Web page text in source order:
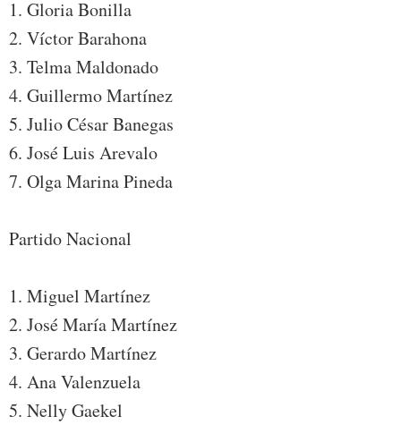
1. Gloria Bonilla
2. Víctor Barahona
3. Telma Maldonado
4. Guillermo Martínez
5. Julio César Banegas
6. José Luis Arevalo
7. Olga Marina Pineda
Partido Nacional
1. Miguel Martínez
2. José María Martínez
3. Gerardo Martínez
4. Ana Valenzuela
5. Nelly Gaekel